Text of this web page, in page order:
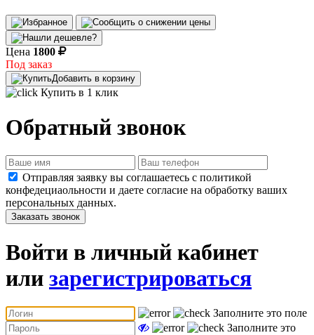
Цена 1800
Под заказ
Добавить в корзину
Купить в 1 клик
Обратный звонок
Отправляя заявку вы соглашаетесь с политикой
конфедециаольности и даете согласие на обработку ваших
персональных данных.
Заказать звонок
Войти в личный кабинет
или зарегистрироваться
Заполните это поле
Заполните это